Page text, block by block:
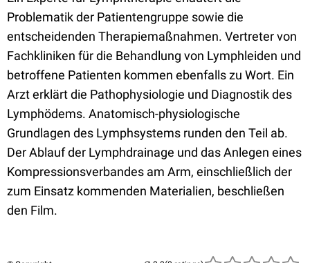
Problematik der Patientengruppe sowie die
entscheidenden Therapiemaßnahmen. Vertreter von
Fachkliniken für die Behandlung von Lymphleiden und
betroffene Patienten kommen ebenfalls zu Wort. Ein
Arzt erklärt die Pathophysiologie und Diagnostik des
Lymphödems. Anatomisch-physiologische
Grundlagen des Lymphsystems runden den Teil ab.
Der Ablauf der Lymphdrainage und das Anlegen eines
Kompressionsverbandes am Arm, einschließlich der
zum Einsatz kommenden Materialien, beschließen
den Film.